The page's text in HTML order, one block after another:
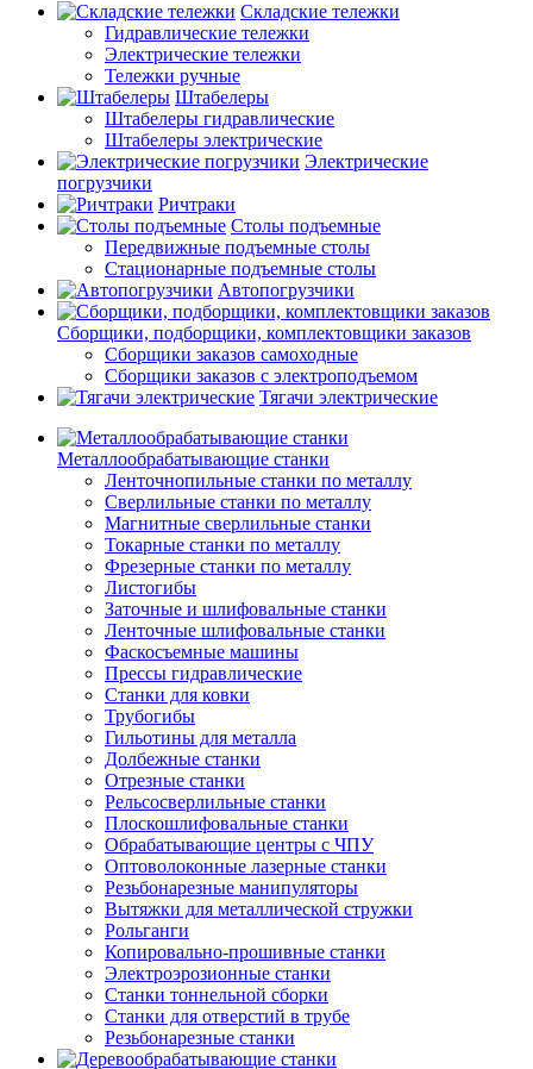
Складские тележки
Гидравлические тележки
Электрические тележки
Тележки ручные
Штабелеры
Штабелеры гидравлические
Штабелеры электрические
Электрические
погрузчики
Ричтраки
Столы подъемные
Передвижные подъемные столы
Стационарные подъемные столы
Автопогрузчики
Сборщики, подборщики, комплектовщики заказов
Сборщики заказов самоходные
Сборщики заказов с электроподъемом
Тягачи электрические
Металлообрабатывающие станки
Ленточнопильные станки по металлу
Сверлильные станки по металлу
Магнитные сверлильные станки
Токарные станки по металлу
Фрезерные станки по металлу
Листогибы
Заточные и шлифовальные станки
Ленточные шлифовальные станки
Фаскосъемные машины
Прессы гидравлические
Станки для ковки
Трубогибы
Гильотины для металла
Долбежные станки
Отрезные станки
Рельсосверлильные станки
Плоскошлифовальные станки
Обрабатывающие центры с ЧПУ
Оптоволоконные лазерные станки
Резьбонарезные манипуляторы
Вытяжки для металлической стружки
Рольганги
Копировально-прошивные станки
Электроэрозионные станки
Станки тоннельной сборки
Станки для отверстий в трубе
Резьбонарезные станки